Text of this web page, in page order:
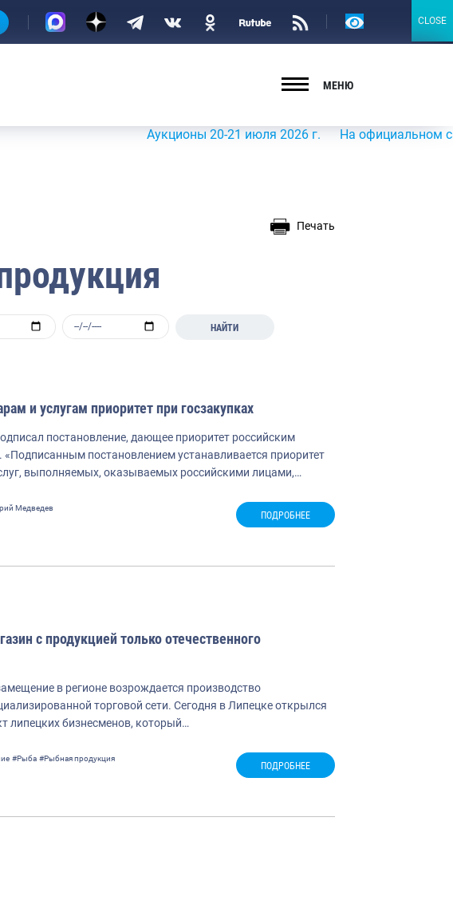
Версия
МЕНЮ
Аукционы 20-21 июля 2026 г. На официальном сайте
Печать
НАЙТИ
и услугам приоритет при госзакупках
постановление, дающее приоритет российским
постановлением устанавливается приоритет
выполняемых, оказываемых российскими лицами,…
Медведев
ПОДРОБНЕЕ
с продукцией только отечественного
в регионе возрождается производство
торговой сети. Сегодня в Липецке открылся
липецких бизнесменов, который…
#Рыба #Рыбная продукция
ПОДРОБНЕЕ
CLOSE
CLOSE